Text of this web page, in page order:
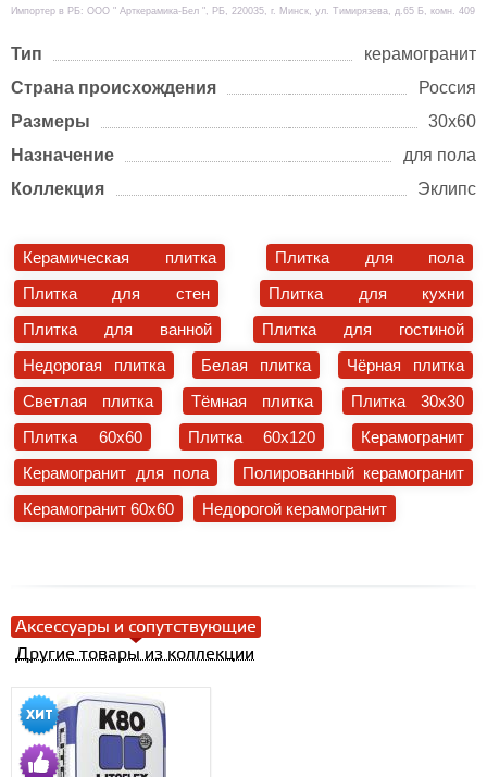
Импортер в РБ: ООО " Арткерамика-Бел ", РБ, 220035, г. Минск, ул. Тимирязева, д.65 Б, комн. 409
Тип
керамогранит
Страна происхождения
Россия
Размеры
30х60
Назначение
для пола
Коллекция
Эклипс
Керамическая плитка
Плитка для пола
Плитка для стен
Плитка для кухни
Плитка для ванной
Плитка для гостиной
Недорогая плитка
Белая плитка
Чёрная плитка
Светлая плитка
Тёмная плитка
Плитка 30x30
Плитка 60x60
Плитка 60x120
Керамогранит
Керамогранит для пола
Полированный керамогранит
Керамогранит 60x60
Недорогой керамогранит
Аксессуары и сопутствующие
Другие товары из коллекции